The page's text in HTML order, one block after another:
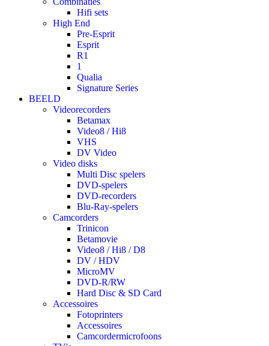
Hifi sets
High End
Pre-Esprit
Esprit
R1
1
Qualia
Signature Series
BEELD
Videorecorders
Betamax
Video8 / Hi8
VHS
DV Video
Video disks
Multi Disc spelers
DVD-spelers
DVD-recorders
Blu-Ray-spelers
Camcorders
Trinicon
Betamovie
Video8 / Hi8 / D8
DV / HDV
MicroMV
DVD-R/RW
Hard Disc & SD Card
Accessoires
Fotoprinters
Accessoires
Camcordermicrofoons